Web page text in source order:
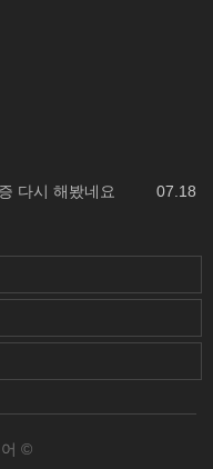
07.18
다시 해봤네요
©